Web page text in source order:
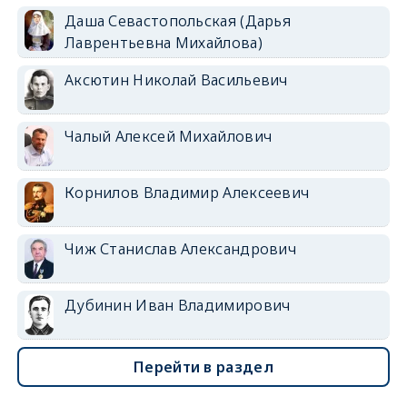
Даша Севастопольская (Дарья
Лаврентьевна Михайлова)
Аксютин Николай Васильевич
Чалый Алексей Михайлович
Корнилов Владимир Алексеевич
Чиж Станислав Александрович
Дубинин Иван Владимирович
Перейти в раздел